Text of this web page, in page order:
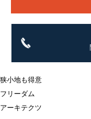
狭小地も得意
フリーダム
アーキテクツ